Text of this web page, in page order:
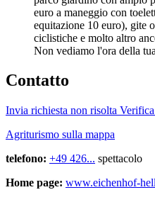
euro a maneggio con
equitazione 10 euro), gite
ciclistiche e molto altro
Non vediamo l'ora della
Contatto
Invia richiesta non risolta
Agriturismo sulla mappa
telefono: +49 426... spettacolo
Home page: www.eichenhof-